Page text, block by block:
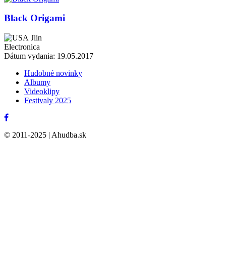
Black Origami
Jlin
Electronica
Dátum vydania: 19.05.2017
Hudobné novinky
Albumy
Videoklipy
Festivaly 2025
© 2011-2025 | Ahudba.sk